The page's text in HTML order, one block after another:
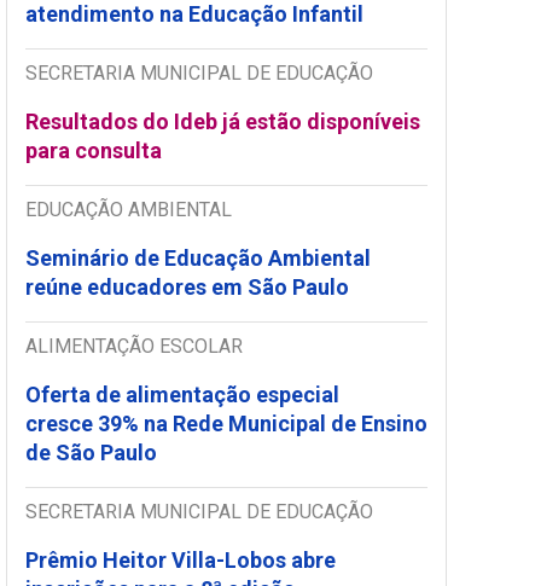
atendimento na Educação Infantil
SECRETARIA MUNICIPAL DE EDUCAÇÃO
Resultados do Ideb já estão disponíveis
para consulta
EDUCAÇÃO AMBIENTAL
Seminário de Educação Ambiental
reúne educadores em São Paulo
ALIMENTAÇÃO ESCOLAR
Oferta de alimentação especial
cresce 39% na Rede Municipal de Ensino
de São Paulo
SECRETARIA MUNICIPAL DE EDUCAÇÃO
Prêmio Heitor Villa-Lobos abre